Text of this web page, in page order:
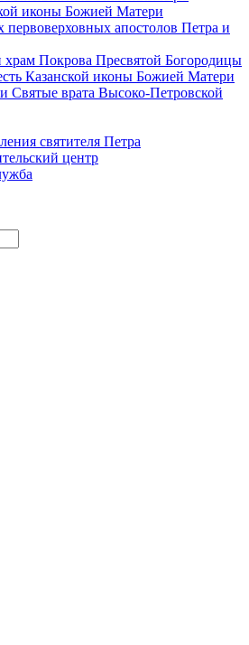
иконы Божией Матери
первоверховных апостолов Петра и
Покрова Пресвятой Богородицы
Казанской иконы Божией Матери
Святые врата Высоко-Петровской
святителя Петра
центр